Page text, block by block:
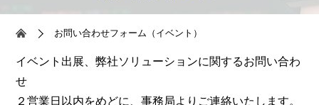
お問い合わせフォーム（イベント）
イベント出展、弊社ソリューションに関するお問い合わ
せ
２営業日以内をめどに、事務局よりご連絡いたします。